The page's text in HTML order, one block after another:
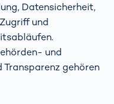
Datensicherheit,
und
und
gehören